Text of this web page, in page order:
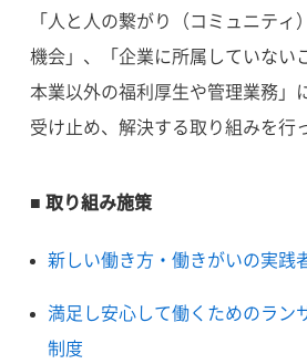
「人と人の繋がり（コミュニティ
機会」、「企業に所属していない
本業以外の福利厚生や管理業務」
受け止め、解決する取り組みを行
■ 取り組み施策
新しい働き方・働きがいの実践
満足し安心して働くためのラン
制度